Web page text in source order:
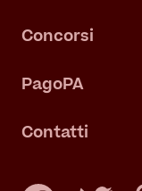
Concorsi
PagoPA
Contatti